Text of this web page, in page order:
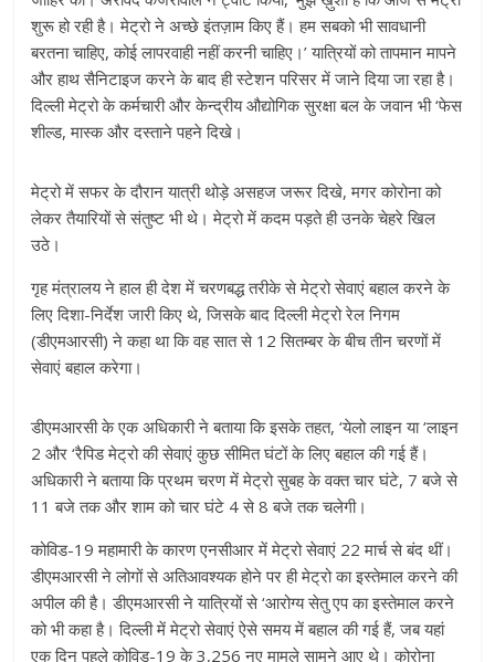
शुरू हो रही है। मेट्रो ने अच्छे इंतज़ाम किए हैं। हम सबको भी सावधानी
बरतना चाहिए, कोई लापरवाही नहीं करनी चाहिए।’ यात्रियों को तापमान मापने
और हाथ सैनिटाइज करने के बाद ही स्टेशन परिसर में जाने दिया जा रहा है।
दिल्ली मेट्रो के कर्मचारी और केन्द्रीय औद्योगिक सुरक्षा बल के जवान भी ‘फेस
शील्ड, मास्क और दस्ताने पहने दिखे।
मेट्रो में सफर के दौरान यात्री थोड़े असहज जरूर दिखे, मगर कोरोना को
लेकर तैयारियों से संतुष्ट भी थे। मेट्रो में कदम पड़ते ही उनके चेहरे खिल
उठे।
गृह मंत्रालय ने हाल ही देश में चरणबद्ध तरीके से मेट्रो सेवाएं बहाल करने के
लिए दिशा-निर्देश जारी किए थे, जिसके बाद दिल्ली मेट्रो रेल निगम
(डीएमआरसी) ने कहा था कि वह सात से 12 सितम्बर के बीच तीन चरणों में
सेवाएं बहाल करेगा।
डीएमआरसी के एक अधिकारी ने बताया कि इसके तहत, ‘येलो लाइन या ‘लाइन
2 और ‘रैपिड मेट्रो की सेवाएं कुछ सीमित घंटों के लिए बहाल की गई हैं।
अधिकारी ने बताया कि प्रथम चरण में मेट्रो सुबह के वक्त चार घंटे, 7 बजे से
11 बजे तक और शाम को चार घंटे 4 से 8 बजे तक चलेगी।
कोविड-19 महामारी के कारण एनसीआर में मेट्रो सेवाएं 22 मार्च से बंद थीं।
डीएमआरसी ने लोगों से अतिआवश्यक होने पर ही मेट्रो का इस्तेमाल करने की
अपील की है। डीएमआरसी ने यात्रियों से ‘आरोग्य सेतु एप का इस्तेमाल करने
को भी कहा है। दिल्ली में मेट्रो सेवाएं ऐसे समय में बहाल की गई हैं, जब यहां
एक दिन पहले कोविड-19 के 3,256 नए मामले सामने आए थे। कोरोना